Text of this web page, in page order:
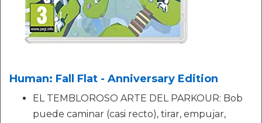
Human: Fall Flat - Anniversary Edition
EL TEMBLOROSO ARTE DEL PARKOUR: Bob
puede caminar (casi recto), tirar, empujar,